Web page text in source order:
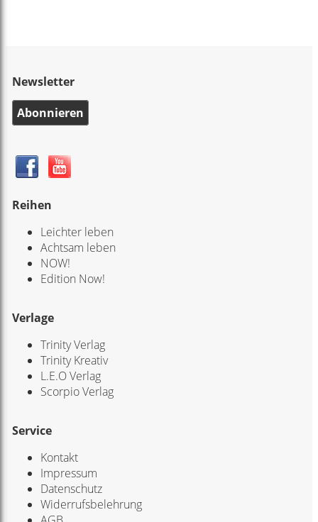
Newsletter
Abonnieren
Reihen
Leichter leben
Achtsam leben
NOW!
Edition Now!
Verlage
Trinity Verlag
Trinity Kreativ
L.E.O Verlag
Scorpio Verlag
Service
Kontakt
Impressum
Datenschutz
Widerrufsbelehrung